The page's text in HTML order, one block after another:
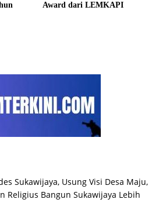
Award dari LEMKAPI
Sukawijaya, Usung Visi Desa Maju,
Religius Bangun Sukawijaya Lebih